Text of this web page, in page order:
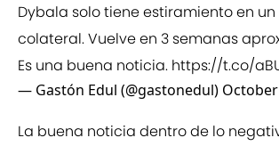
Dybala solo tiene estiramiento en
colateral. Vuelve en 3 semanas
Es una buena noticia. https://t.co/
— Gastón Edul (@gastonedul)
La buena noticia dentro de lo